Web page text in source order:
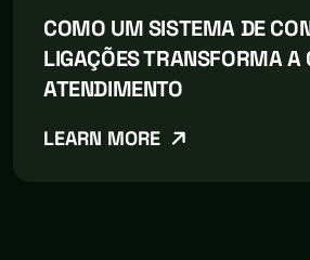
COMO UM SISTEMA DE
LIGAÇÕES TRANSFORMA A
ATENDIMENTO
LEARN MORE